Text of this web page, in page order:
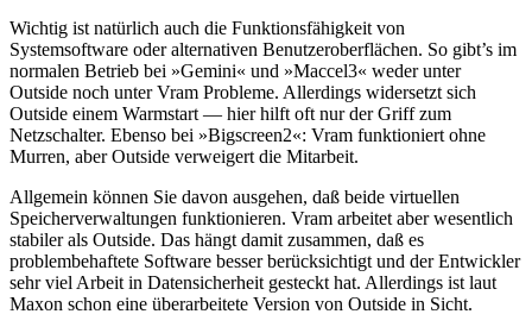
Wichtig ist natürlich auch die Funktionsfähigkeit von
Systemsoftware oder alternativen Benutzeroberflächen. So gibt’s im
normalen Betrieb bei »Gemini« und »Maccel3« weder unter
Outside noch unter Vram Probleme. Allerdings widersetzt sich
Outside einem Warmstart — hier hilft oft nur der Griff zum
Netzschalter. Ebenso bei »Bigscreen2«: Vram funktioniert ohne
Murren, aber Outside verweigert die Mitarbeit.
Allgemein können Sie davon ausgehen, daß beide virtuellen
Speicherverwaltungen funktionieren. Vram arbeitet aber wesentlich
stabiler als Outside. Das hängt damit zusammen, daß es
problembehaftete Software besser berücksichtigt und der Entwickler
sehr viel Arbeit in Datensicherheit gesteckt hat. Allerdings ist laut
Maxon schon eine überarbeitete Version von Outside in Sicht.